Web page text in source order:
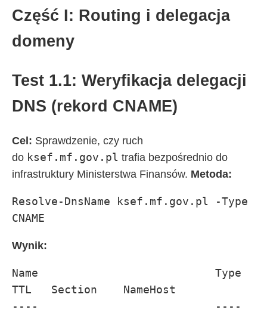
Część I: Routing i delegacja
domeny
Test 1.1: Weryfikacja delegacji
DNS (rekord CNAME)
Cel: Sprawdzenie, czy ruch
do ksef.mf.gov.pl trafia bezpośrednio do
infrastruktury Ministerstwa Finansów. Metoda:
Resolve-DnsName ksef.mf.gov.pl -Type
CNAME
Wynik:
Name                           Type
TTL   Section    NameHost
----                           ----